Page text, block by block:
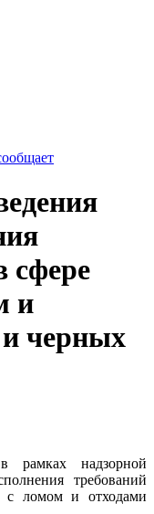
сфере
и
черных
рамках надзорной
требований
с ломом и отходами